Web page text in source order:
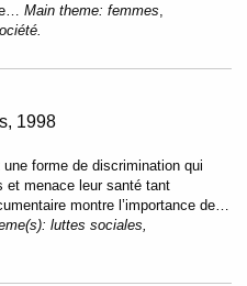
Main theme: femmes
1998
forme de discrimination qui
et menace leur santé tant
montre l’importance de…
luttes sociales,